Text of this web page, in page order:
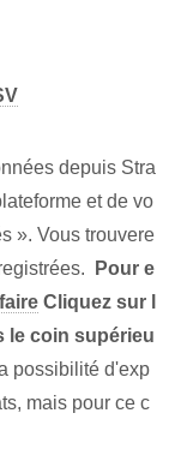
depuis Stra
et de vo
». Vous trouvere
Pour e
Cliquez sur l
le coin supérieu
possibilité d'exp
mais pour ce c